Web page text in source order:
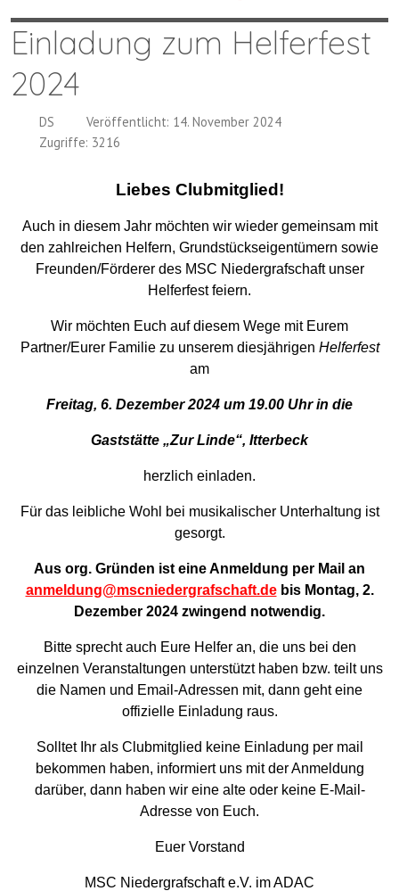
Einladung zum Helferfest
2024
DS
Veröffentlicht: 14. November 2024
Zugriffe: 3216
Liebes Clubmitglied!
Auch in diesem Jahr möchten wir wieder gemeinsam mit
den zahlreichen Helfern, Grundstückseigentümern sowie
Freunden/Förderer des MSC Niedergrafschaft unser
Helferfest feiern.
Wir möchten Euch auf diesem Wege mit Eurem
Partner/Eurer Familie zu unserem diesjährigen Helferfest
am
Freitag, 6. Dezember 2024 um 19.00 Uhr in die
Gaststätte „Zur Linde“, Itterbeck
herzlich einladen.
Für das leibliche Wohl bei musikalischer Unterhaltung ist
gesorgt.
Aus org. Gründen ist eine Anmeldung per Mail an
anmeldung@mscniedergrafschaft.debis Montag, 2.
Dezember 2024 zwingend notwendig.
Bitte sprecht auch Eure Helfer an, die uns bei den
einzelnen Veranstaltungen unterstützt haben bzw. teilt uns
die Namen und Email-Adressen mit, dann geht eine
offizielle Einladung raus.
Solltet Ihr als Clubmitglied keine Einladung per mail
bekommen haben, informiert uns mit der Anmeldung
darüber, dann haben wir eine alte oder keine E-Mail-
Adresse von Euch.
Euer Vorstand
MSC Niedergrafschaft e.V. im ADAC